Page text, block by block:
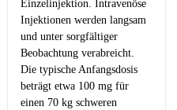
Einzelinjektion. Intravenöse
Injektionen werden langsam
und unter sorgfältiger
Beobachtung verabreicht.
Die typische Anfangsdosis
beträgt etwa 100 mg für
einen 70 kg schweren